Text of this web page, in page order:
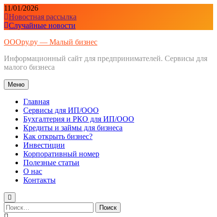
Перейти
к
содержимому
11/01/2026
Новостная рассылка
Случайные новости
ОООру.ру — Малый бизнес
Информационный сайт для предпринимателей. Сервисы для
малого бизнеса
Меню
Главная
Сервисы для ИП/ООО
Бухгалтерия и РКО для ИП/ООО
Кредиты и займы для бизнеса
Как открыть бизнес?
Инвестиции
Корпоративный номер
Полезные статьи
О нас
Контакты
Найти: